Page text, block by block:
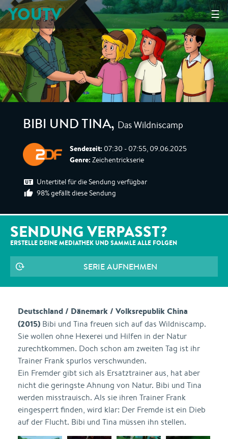
☰
YOUTV
BIBI UND TINA, Das Wildniscamp
Sendezeit: 07:30 - 07:55, 09.06.2025
Genre: Zeichentrickserie
Untertitel für die Sendung verfügbar
98% gefällt diese Sendung
SENDUNG VERPASST?
ERSTELLE DEINE MEDIATHEK UND SAMMLE ALLE FOLGEN
SERIE AUFNEHMEN
Deutschland / Dänemark / Volksrepublik China
(2015) Bibi und Tina freuen sich auf das Wildniscamp.
Sie wollen ohne Hexerei und Hilfen in der Natur
zurechtkommen. Doch schon am zweiten Tag ist ihr
Trainer Frank spurlos verschwunden.
Ein Fremder gibt sich als Ersatztrainer aus, hat aber
nicht die geringste Ahnung von Natur. Bibi und Tina
werden misstrauisch. Als sie ihren Trainer Frank
eingesperrt finden, wird klar: Der Fremde ist ein Dieb
auf der Flucht. Bibi und Tina müssen ihn stellen.